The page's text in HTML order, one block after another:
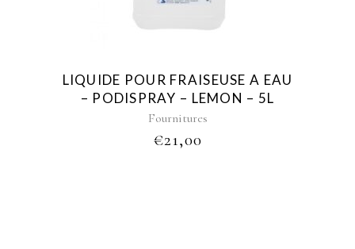
LIQUIDE POUR FRAISEUSE A EAU
– PODISPRAY – LEMON – 5L
Fournitures
€21,00